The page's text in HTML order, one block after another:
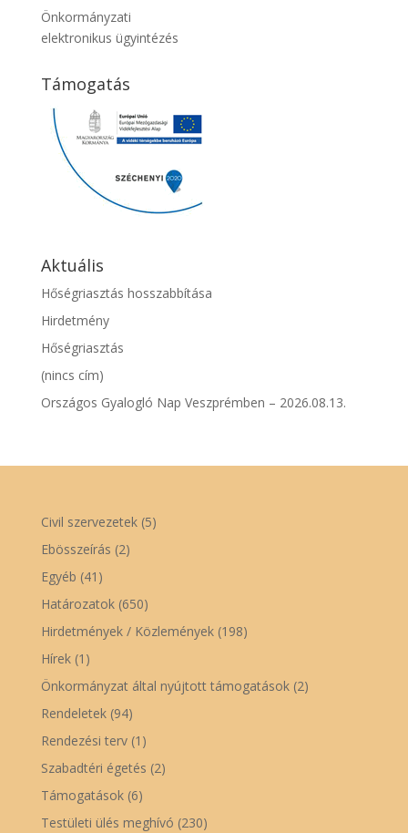
Önkormányzati
elektronikus ügyintézés
Támogatás
Aktuális
Hőségriasztás hosszabbítása
Hirdetmény
Hőségriasztás
(nincs cím)
Országos Gyalogló Nap Veszprémben – 2026.08.13.
Civil szervezetek(5)
Ebösszeírás (2)
Egyéb (41)
Határozatok(650)
Hirdetmények / Közlemények(198)
Hírek(1)
Önkormányzat által nyújtott támogatások(2)
Rendeletek(94)
Rendezési terv(1)
Szabadtéri égetés (2)
Támogatások(6)
Testületi ülés meghívó (230)